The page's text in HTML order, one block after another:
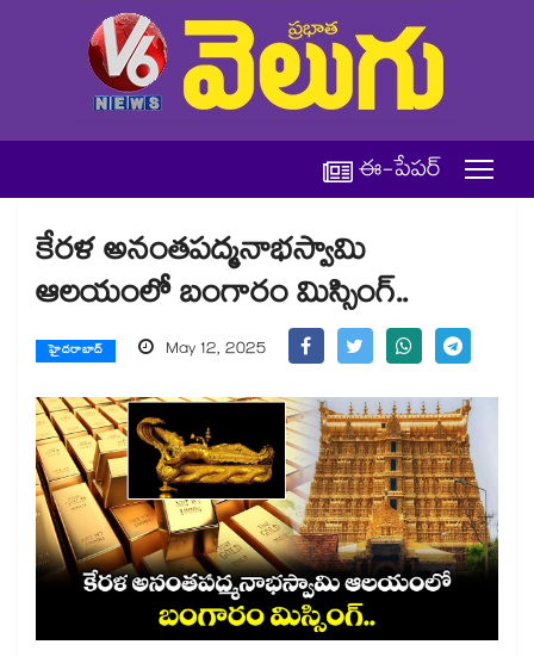
ఈ-పేపర్
కేరళ అనంతపద్మనాభస్వామి
ఆలయంలో బంగారం మిస్సింగ్..
హైదరాబాద్ May 12, 2025